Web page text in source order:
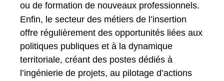
ou de formation de nouveaux professionnels.
Enfin, le secteur des métiers de l’insertion
offre régulièrement des opportunités liées aux
politiques publiques et à la dynamique
territoriale, créant des postes dédiés à
l’ingénierie de projets, au pilotage d’actions